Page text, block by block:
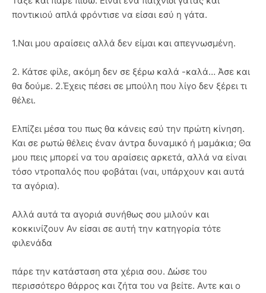
ποντικιού απλά φρόντισε να είσαι εσύ η γάτα.
1.Ναι μου αραίσεις αλλά δεν είμαι και απεγνωσμένη.
2. Κάτσε φίλε, ακόμη δεν σε ξέρω καλά -καλά… Άσε και
θα δούμε. 2.Έχεις πέσει σε μπούλη που λίγο δεν ξέρει τι
θέλει.
Ελπίζει μέσα του πως θα κάνεις εσύ την πρώτη κίνηση.
Και σε ρωτώ θέλεις έναν άντρα δυναμικό ή μαμάκια; Θα
μου πεις μπορεί να του αραίσεις αρκετά, αλλά να είναι
τόσο ντροπαλός που φοβάται (ναι, υπάρχουν και αυτά
τα αγόρια).
Αλλά αυτά τα αγοριά συνήθως σου μιλούν και
κοκκινίζουν Αν είσαι σε αυτή την κατηγορία τότε
φιλενάδα
πάρε την κατάσταση στα χέρια σου. Δώσε του
περισσότερο θάρρος και ζήτα του να βείτε. Αντε και ο